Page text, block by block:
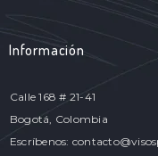
Información
Calle 168 # 21-41
Bogotá, Colombia
Escríbenos: